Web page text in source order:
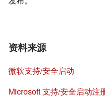
资料来源
微软支持/安全启动
Microsoft 支持/安全启动注